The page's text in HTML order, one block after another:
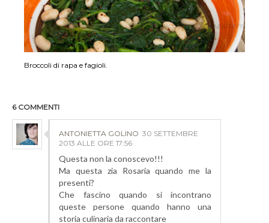
Broccoli di rapa e fagioli.
6 COMMENTI
ANTONIETTA GOLINO 30 SETTEMBRE
2013 ALLE ORE 17:56
Questa non la conoscevo!!!
Ma questa zia Rosaria quando me la
presenti?
Che fascino quando si incontrano
queste persone quando hanno una
storia culinaria da raccontare